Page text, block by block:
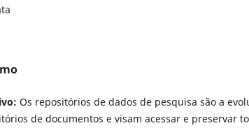
Os repositórios de dados de pesquisa são a
de documentos e visam acessar e preservar